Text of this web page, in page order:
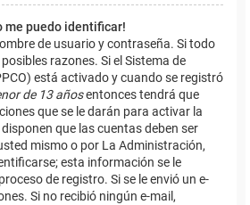
me puedo identificar!
de usuario y contraseña. Si todo
razones. Si el Sistema de
está activado y cuando se registró
de 13 añosentonces tendrá que
que se le darán para activar la
que las cuentas deben ser
mismo o por La Administración,
esta información se le
de registro. Si se le envió un e-
Si no recibió ningún e-mail,